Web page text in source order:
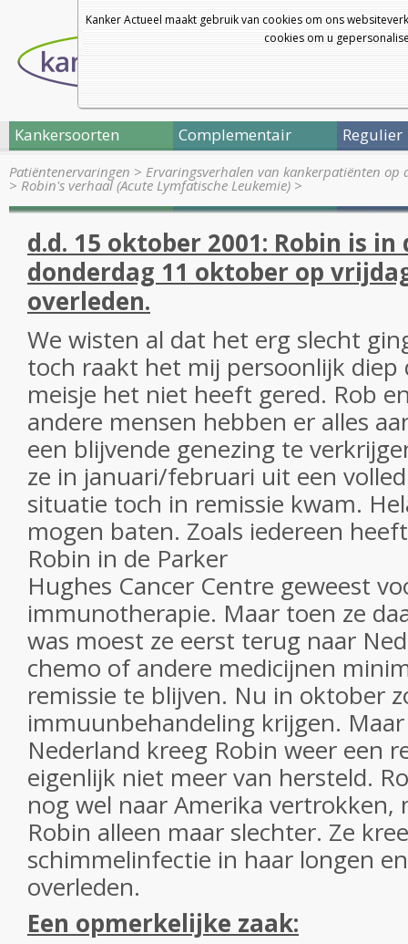
Kanker Actueel maakt gebruik van cookies om ons
cookies om u
Kankersoorten Complementair Regulier
Patiëntenervaringen > Ervaringsverhalen van kankerpatiënten op
> Robin's verhaal (Acute Lymfatische Leukemie) >
d.d. 15 oktober 2001: Robin is
donderdag 11 oktober op
overleden.
We wisten al dat het erg slecht
toch raakt het mij persoonlijk diep
meisje het niet heeft gered. Rob
andere mensen hebben er alles
een blijvende genezing te
ze in januari/februari uit een
situatie toch in remissie kwam.
mogen baten. Zoals iedereen
Robin in de Parker
Hughes Cancer Centre geweest
immunotherapie. Maar toen ze
was moest ze eerst terug naar
chemo of andere medicijnen
remissie te blijven. Nu in oktober
immuunbehandeling krijgen.
Nederland kreeg Robin weer een
eigenlijk niet meer van hersteld.
nog wel naar Amerika vertrokken,
Robin alleen maar slechter. Ze
schimmelinfectie in haar longen
overleden.
Een opmerkelijke zaak: